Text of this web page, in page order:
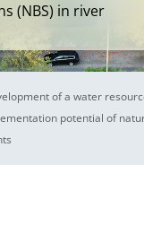
(NBS) in river
of a water
potential of